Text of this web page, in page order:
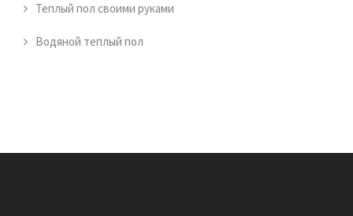
Теплый пол своими руками
Водяной теплый пол